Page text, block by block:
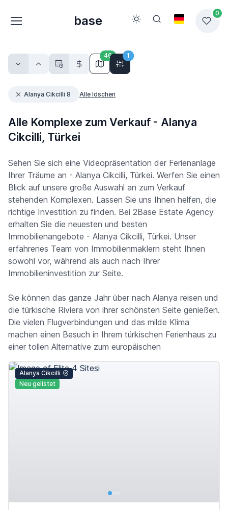
base
0
46 1
Alanya Cikcilli 8 Alle löschen
Alle Komplexe zum Verkauf - Alanya
Cikcilli, Türkei
Sehen Sie sich eine Videopräsentation der Ferienanlage
Ihrer Träume an - Alanya Cikcilli, Türkei. Werfen Sie einen
Blick auf unsere große Auswahl an zum Verkauf
stehenden Komplexen. Lassen Sie uns Ihnen helfen, die
richtige Investition zu finden. Bei 2Base Estate Agency
erhalten Sie die neuesten und besten
Immobilienangebote - Alanya Cikcilli, Türkei. Unser
erfahrenes Team von Immobilienmaklern steht Ihnen
sowohl vor, während als auch nach Ihrer
Immobilieninvestition zur Seite.
Sie können das ganze Jahr über nach Alanya reisen und
die türkische Riviera von ihrer schönsten Seite genießen.
Die vielen Flugverbindungen und das milde Klima
machen einen Besuch in Ihrem türkischen Ferienhaus zu
einer tollen Alternative zum europäischen
Alanya Cikcilli
Neu gelistet